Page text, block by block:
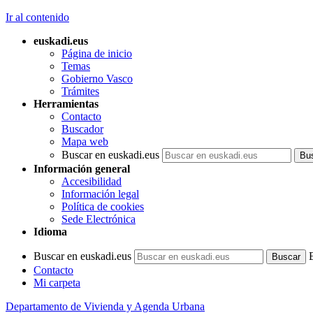
Ir al contenido
euskadi.eus
Página de inicio
Temas
Gobierno Vasco
Trámites
Herramientas
Contacto
Buscador
Mapa web
Buscar en euskadi.eus
Información general
Accesibilidad
Información legal
Política de cookies
Sede Electrónica
Idioma
Buscar en euskadi.eus
Contacto
Mi carpeta
Departamento de Vivienda y Agenda Urbana